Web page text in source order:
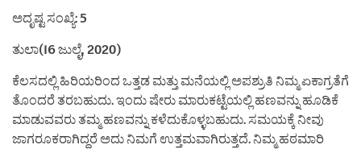
ಅದೃಷ್ಟ ಸಂಖ್ಯೆ: 5
ತುಲಾ(16 ಜುಲೈ, 2020)
ಕೆಲಸದಲ್ಲಿ ಹಿರಿಯರಿಂದ ಒತ್ತಡ ಮತ್ತು ಮನೆಯಲ್ಲಿ ಅಪಶ್ರುತಿ ನಿಮ್ಮ ಏಕಾಗ್ರತೆಗೆ
ತೊಂದರೆ ತರಬಹುದು. ಇಂದು ಷೇರು ಮಾರುಕಟ್ಟೆಯಲ್ಲಿ ಹಣವನ್ನು ಹೂಡಿಕೆ
ಮಾಡುವವರು ತಮ್ಮ ಹಣವನ್ನು ಕಳೆದುಕೊಳ್ಳಬಹುದು. ಸಮಯಕ್ಕೆ ನೀವು
ಜಾಗರೂಕರಾಗಿದ್ದರೆ ಅದು ನಿಮಗೆ ಉತ್ತಮವಾಗಿರುತ್ತದೆ. ನಿಮ್ಮ ಹಠಮಾರಿ